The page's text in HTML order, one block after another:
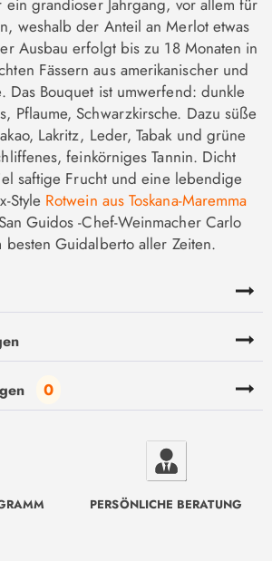
weshalb der Anteil an Merlot etwas
Ausbau erfolgt bis zu 18 Monaten in
Fässern aus amerikanischer und
Das Bouquet ist umwerfend: dunkle
Pflaume, Schwarzkirsche. Dazu süße
Lakritz, Leder, Tabak und grüne
feinkörniges Tannin. Dicht
saftige Frucht und eine lebendige
Style Rotwein aus Toskana-Maremma
Guidos -Chef-Weinmacher Carlo
besten Guidalberto aller Zeiten.
0
PERSÖNLICHE BERATUNG